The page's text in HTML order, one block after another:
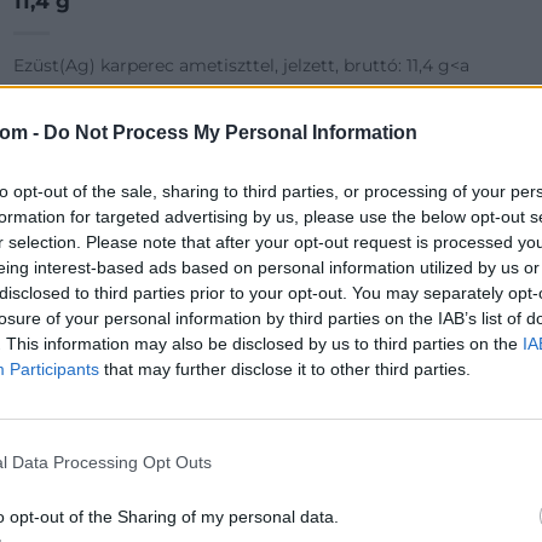
- Do Not Process My Personal Information
opt-out of the sale, sharing to third parties, or processing of your
for targeted advertising by us, please use the below opt-out
selection. Please note that after your opt-out request is processed
interest-based ads based on personal information utilized by us
to third parties prior to your opt-out. You may separately
of your personal information by third parties on the IAB’s list of
This information may also be disclosed by us to third parties on the
Participants that may further disclose it to other third parties.
Data Processing Opt Outs
opt-out of the Sharing of my personal data.
Ezüst(Ag) karperec ametiszttel, jelzett, bruttó: 11,4 g<a
href="https://www.darabanth.com/hu/gyorsarveres/422/
disztargyak-ekszerek-dragakovek/Nemesfem-disztargyak-
ekszerek-dragakovek~1000024/EzustAg-karperec-
Aukció:422. Online auction
MEGTEKINTEM